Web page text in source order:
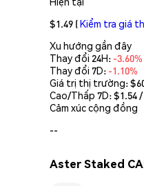
$1.49 (Kiểm tra giá
Xu hướng gần đây
Thay đổi 24H: -3.60%
Thay đổi 7D: -1.10%
Giá trị thị trường:
Cao/Thấp 7D: $1.54/
Cảm xúc cộng đồng
--
Aster Staked